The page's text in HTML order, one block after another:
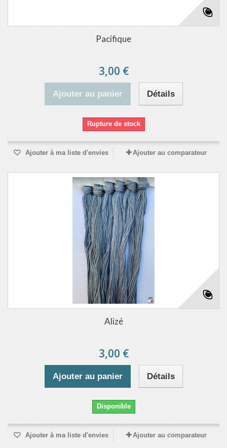
Pacifique
3,00 €
Ajouter au panier Détails
Rupture de stock
Ajouter à ma liste d'envies Ajouter au comparateur
Alizé
3,00 €
Ajouter au panier Détails
Disponible
Ajouter à ma liste d'envies Ajouter au comparateur